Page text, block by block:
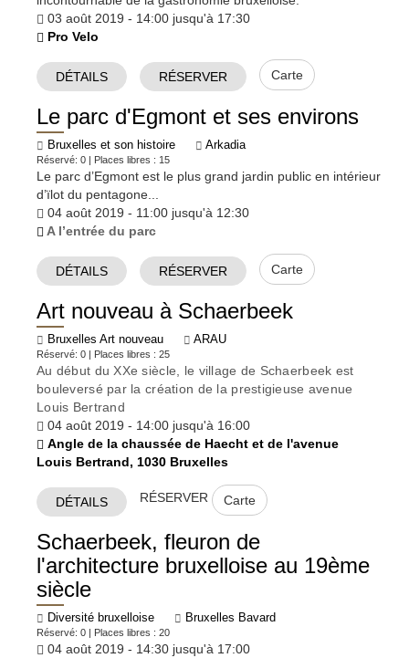
03 août 2019 - 14:00 jusqu'à 17:30
Pro Velo
DÉTAILS RÉSERVER Carte
Le parc d'Egmont et ses environs
Bruxelles et son histoire Arkadia
Réservé: 0 | Places libres : 15
Le parc d’Egmont est le plus grand jardin public en intérieur
d’ïlot du pentagone...
04 août 2019 - 11:00 jusqu'à 12:30
A l’entrée du parc
DÉTAILS RÉSERVER Carte
Art nouveau à Schaerbeek
Bruxelles Art nouveau ARAU
Réservé: 0 | Places libres : 25
Au début du XXe siècle, le village de Schaerbeek est
bouleversé par la création de la prestigieuse avenue
Louis Bertrand
04 août 2019 - 14:00 jusqu'à 16:00
Angle de la chaussée de Haecht et de l'avenue
Louis Bertrand, 1030 Bruxelles
DÉTAILS RÉSERVER Carte
Schaerbeek, fleuron de
l'architecture bruxelloise au 19ème
siècle
Diversité bruxelloise Bruxelles Bavard
Réservé: 0 | Places libres : 20
04 août 2019 - 14:30 jusqu'à 17:00